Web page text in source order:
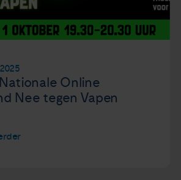
Online
Nee tegen Vapen